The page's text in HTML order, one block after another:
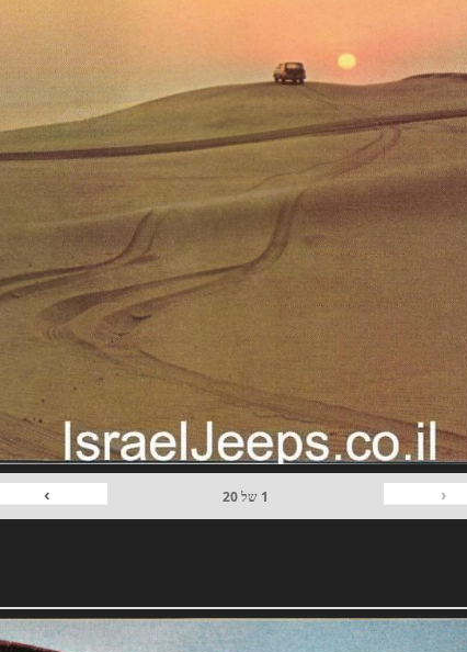
‹
1 של20
›